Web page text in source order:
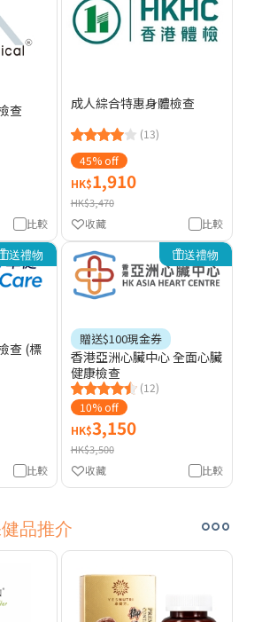
查
比較
成人綜合特惠身體檢查
(13)
45% off
HK$1,910
HK$3,470
比較
收藏
送禮物
查 (標
比較
送禮物
贈送$100現金券
香港亞洲心臟中心 全面心臟
健康檢查
(12)
10% off
HK$3,150
HK$3,500
比較
收藏
品推介